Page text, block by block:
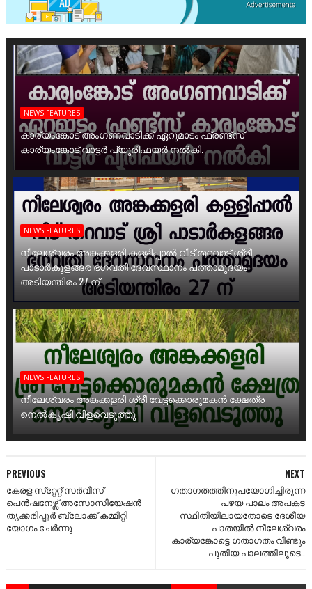
NEWS FEATURES
കാര്യംങ്കോട് അംഗണവാടിക്ക് ഏറുമാടം ഫ്രണ്ട്സ്
കാര്യംങ്കോട് വാട്ടർ പ്യൂരിഫയർ നൽകി.
NEWS FEATURES
നീലേശ്വരം അങ്കക്കളരി കള്ളിപ്പാൽ വീട് തറവാട് ശ്രീ
പാടാർകുളങ്ങര ഭഗവതി ദേവസ്ഥാനം പത്താമുദയം
അടിയന്തിരം 27 ന്
NEWS FEATURES
നീലേശ്വരം അങ്കക്കളരി ശ്രീ വേട്ടക്കൊരുമകൻ ക്ഷേത്ര
നെൽകൃഷി വിളവെടുത്തു
NEXT
ഗതാഗതത്തിനുപയോഗിച്ചിരുന്ന
പഴയ പാലം അപകട
സ്ഥിതിയിലായതോടെ ദേശീയ
പാതയിൽ നീലേശ്വരം
കാര്യങ്കോട്ടെ ഗതാഗതം വീണ്ടും
പുതിയ പാലത്തിലൂടെ..
PREVIOUS
കേരള സ്‌റ്റേറ്റ് സർവീസ്
പെൻഷനേഴ്സ് അസോസിയേഷൻ
തൃക്കരിപ്പൂർ ബ്ലോക്ക് കമ്മിറ്റി
യോഗം ചേർന്നു